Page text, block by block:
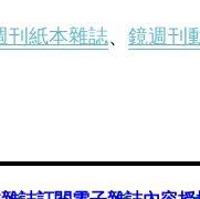
刊紙本雜誌、 鏡週刊